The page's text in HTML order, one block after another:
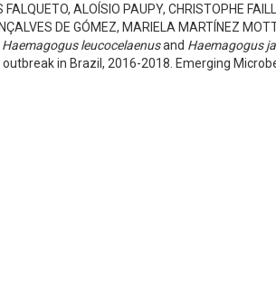
FALQUETO, ALOÍSIO PAUPY, CHRISTOPHE
DE GÓMEZ, MARIELA MARTÍNEZ
Haemagogus leucocelaenusand Haemagogus
in Brazil, 2016-2018. Emerging